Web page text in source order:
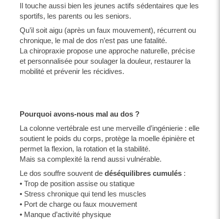
Il touche aussi bien les jeunes actifs sédentaires que les
sportifs, les parents ou les seniors.
Qu’il soit aigu (après un faux mouvement), récurrent ou
chronique, le mal de dos n’est pas une fatalité.
La chiropraxie propose une approche naturelle, précise
et personnalisée pour soulager la douleur, restaurer la
mobilité et prévenir les récidives.
Pourquoi avons-nous mal au dos ?
La colonne vertébrale est une merveille d’ingénierie : elle
soutient le poids du corps, protège la moelle épinière et
permet la flexion, la rotation et la stabilité.
Mais sa complexité la rend aussi vulnérable.
Le dos souffre souvent de déséquilibres cumulés :
• Trop de position assise ou statique
• Stress chronique qui tend les muscles
• Port de charge ou faux mouvement
• Manque d’activité physique